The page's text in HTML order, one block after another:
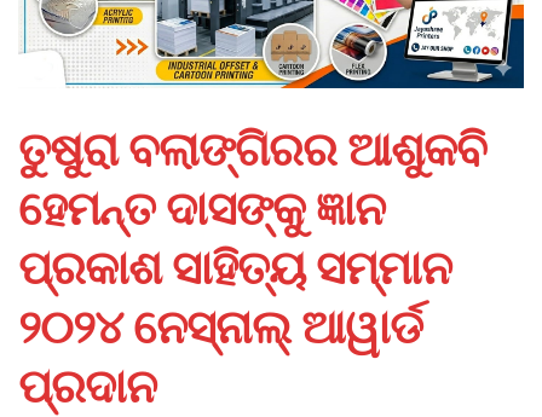
ତୁଷୁରା ବଲାଙ୍ଗିରର ଆଶୁକବି
ହେମନ୍ତ ଦାସଙ୍କୁ ଜ୍ଞାନ
ପ୍ରକାଶ ସାହିତ୍ୟ ସମ୍ମାନ
୨୦୨୪ ନେସ୍‌ନାଲ୍‌ ଆୱାର୍ଡ
ପ୍ରଦାନ